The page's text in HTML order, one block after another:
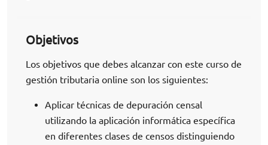
Objetivos
Los objetivos que debes alcanzar con este curso de
gestión tributaria online son los siguientes:
Aplicar técnicas de depuración censal
utilizando la aplicación informática específica
en diferentes clases de censos distinguiendo